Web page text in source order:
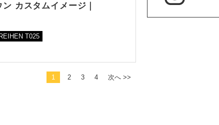
カスタムイメージ｜
REIHEN T025
1 2 3 4 次へ >>